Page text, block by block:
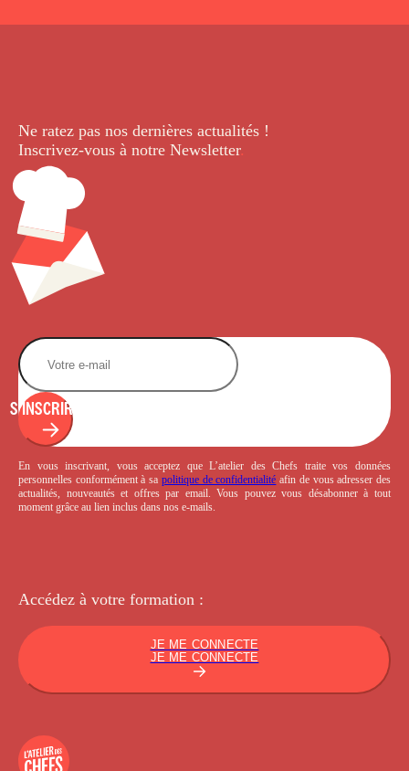
Ne ratez pas nos dernières actualités !
Inscrivez-vous à notre Newsletter.
S'INSCRIRE
En vous inscrivant, vous acceptez que L’atelier des Chefs traite vos données
personnelles conformément à sa politique de confidentialité afin de vous adresser des
actualités, nouveautés et offres par email. Vous pouvez vous désabonner à tout
moment grâce au lien inclus dans nos e-mails.
Accédez à votre formation :
JE ME CONNECTE
JE ME CONNECTE